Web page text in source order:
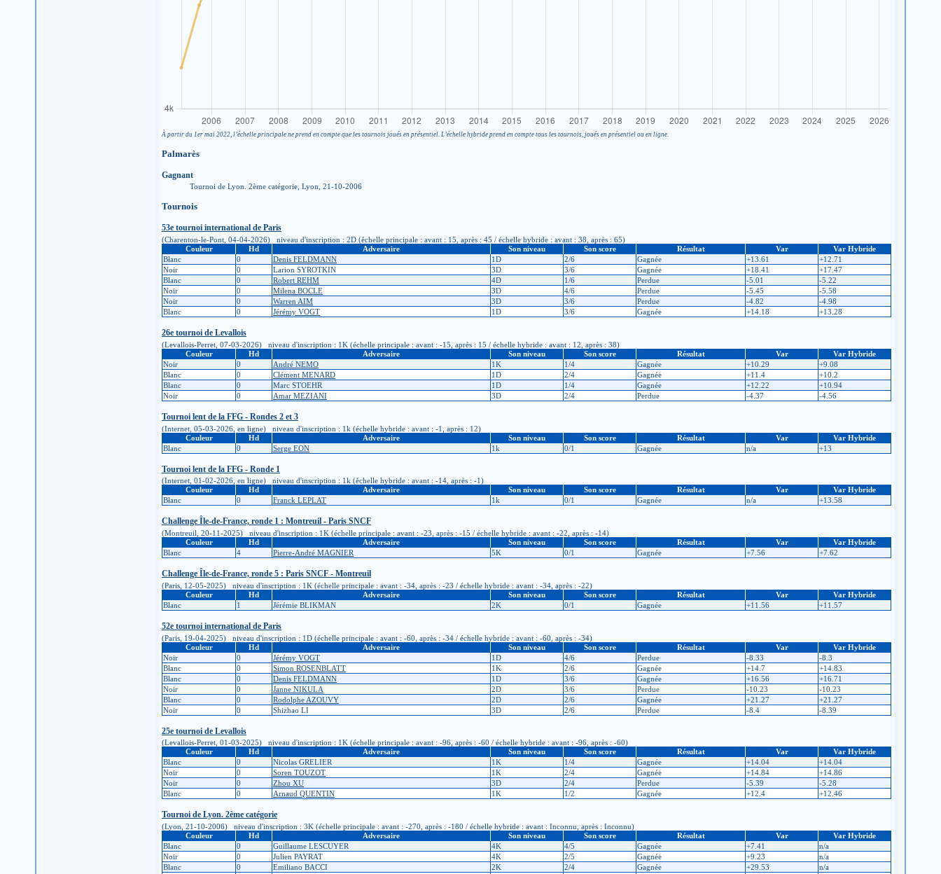
À partir du 1er mai 2022, l’échelle principale ne prend en compte que les tournois joués en présentiel. L’échelle hybride prend en compte tous les tournois, joués en présentiel ou en ligne.
Palmarès
Gagnant
Tournoi de Lyon. 2ème catégorie, Lyon, 21-10-2006
Tournois
53e tournoi international de Paris
(Charenton-le-Pont, 04-04-2026) niveau d'inscription : 2D (échelle principale : avant : 15, après : 45 / échelle hybride : avant : 38, après : 65)
Couleur
Hd Adversaire Son niveau Son score Résultat Var
Var Hybride
Blanc
0 Denis FELDMANN 1D 2/6 Gagnée +13.61
+12.71
Noir
0 Larion SYROTKIN 3D 3/6 Gagnée +18.41
+17.47
Blanc
0 Robert REHM 4D 1/6 Perdue -5.01
-5.22
Noir
0 Milena BOCLE 3D 4/6 Perdue -5.45
-5.58
Noir
0 Warren AIM 3D 3/6 Perdue -4.82
-4.98
Blanc
0 Jérémy VOGT 1D 3/6 Gagnée +14.18 +13.28
26e tournoi de Levallois
(Levallois-Perret, 07-03-2026) niveau d'inscription : 1K (échelle principale : avant : -15, après : 15 / échelle hybride : avant : 12, après : 38)
Couleur
Hd Adversaire Son niveau Son score Résultat Var
Var Hybride
Noir
0 André NEMO 1K 1/4 Gagnée +10.29
+9.08
Blanc
0 Clément MENARD 1D 2/4 Gagnée +11.4
+10.2
Blanc
0 Marc STOEHR 1D 1/4 Gagnée +12.22
+10.94
Noir
0 Amar MEZIANI 3D 2/4 Perdue -4.37 -4.56
Tournoi lent de la FFG - Rondes 2 et 3
(Internet, 05-03-2026, en ligne) niveau d'inscription : 1k (échelle hybride : avant : -1, après : 12)
Couleur
Hd Adversaire Son niveau Son score Résultat Var
Var Hybride
Blanc
0 Serge EON 1k 0/1 Gagnée n/a +13
Tournoi lent de la FFG - Ronde 1
(Internet, 01-02-2026, en ligne) niveau d'inscription : 1k (échelle hybride : avant : -14, après : -1)
Couleur
Hd Adversaire Son niveau Son score Résultat Var
Var Hybride
Blanc
0 Franck LEPLAT 1k 0/1 Gagnée n/a +13.58
Challenge Île-de-France, ronde 1 : Montreuil - Paris SNCF
(Montreuil, 20-11-2025) niveau d'inscription : 1K (échelle principale : avant : -23, après : -15 / échelle hybride : avant : -22, après : -14)
Couleur
Hd Adversaire Son niveau Son score Résultat Var
Var Hybride
Blanc
4 Pierre-André MAGNIER 5K 0/1 Gagnée +7.56 +7.62
Challenge Île-de-France, ronde 5 : Paris SNCF - Montreuil
(Paris, 12-05-2025) niveau d'inscription : 1K (échelle principale : avant : -34, après : -23 / échelle hybride : avant : -34, après : -22)
Couleur
Hd Adversaire Son niveau Son score Résultat Var
Var Hybride
Blanc
1 Jérémie BLIKMAN 2K 0/1 Gagnée +11.56 +11.57
52e tournoi international de Paris
(Paris, 19-04-2025) niveau d'inscription : 1D (échelle principale : avant : -60, après : -34 / échelle hybride : avant : -60, après : -34)
Couleur
Hd Adversaire Son niveau Son score Résultat Var
Var Hybride
Noir
0 Jérémy VOGT 1D 4/6 Perdue -8.33
-8.3
Blanc
0 Simon ROSENBLATT 1K 2/6 Gagnée +14.7
+14.83
Blanc
0 Denis FELDMANN 1D 3/6 Gagnée +16.56
+16.71
Noir
0 Janne NIKULA 2D 3/6 Perdue -10.23
-10.23
Blanc
0 Rodolphe AZOUVY 2D 2/6 Gagnée +21.27
+21.27
Noir
0 Shizhao LI 3D 2/6 Perdue -8.4 -8.39
25e tournoi de Levallois
(Levallois-Perret, 01-03-2025) niveau d'inscription : 1K (échelle principale : avant : -96, après : -60 / échelle hybride : avant : -96, après : -60)
Couleur
Hd Adversaire Son niveau Son score Résultat Var
Var Hybride
Blanc
0 Nicolas GRELIER 1K 1/4 Gagnée +14.04
+14.04
Noir
0 Soren TOUZOT 1K 2/4 Gagnée +14.84
+14.86
Noir
0 Zhou XU 3D 2/4 Perdue -5.39
-5.28
Blanc
0 Arnaud QUENTIN 1K 1/2 Gagnée +12.4 +12.46
Tournoi de Lyon. 2ème catégorie
(Lyon, 21-10-2006) niveau d'inscription : 3K (échelle principale : avant : -270, après : -180 / échelle hybride : avant : Inconnu, après : Inconnu)
Couleur
Hd Adversaire Son niveau Son score Résultat Var
Var Hybride
Blanc
0 Guillaume LESCUYER 4K 4/5 Gagnée +7.41
n/a
Noir
0 Julien PAYRAT 4K 2/5 Gagnée +9.23
n/a
Blanc
0 Emiliano BACCI 2K 2/4 Gagnée +29.53
n/a